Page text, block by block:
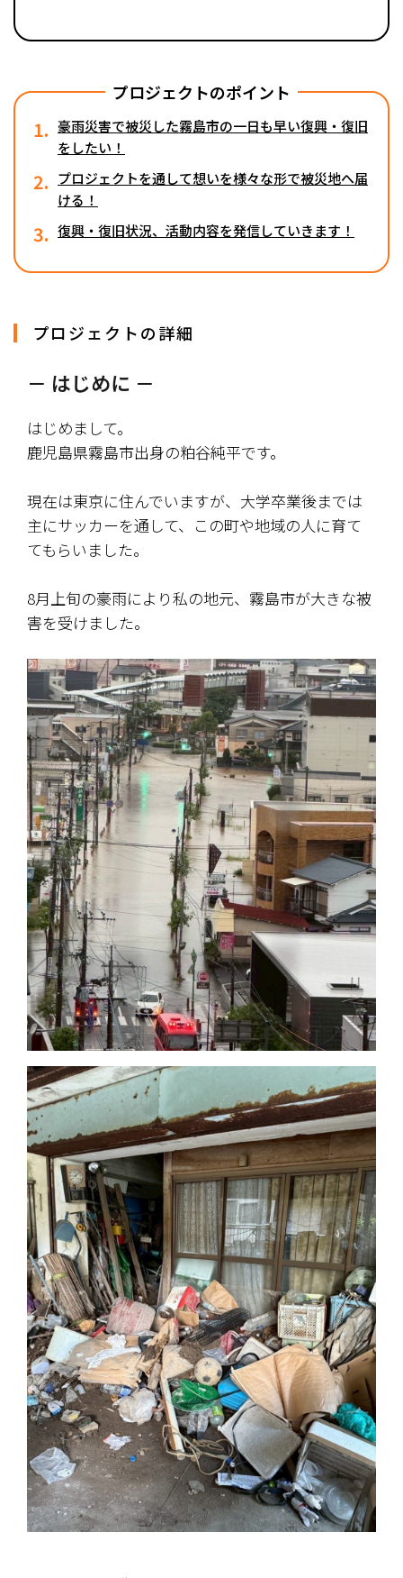
プロジェクトのポイント
1. 豪雨災害で被災した霧島市の一日も早い復興・復旧
をしたい！
2. プロジェクトを通して想いを様々な形で被災地へ届
ける！
3. 復興・復旧状況、活動内容を発信していきます！
プロジェクトの詳細
－ はじめに －
はじめまして。
鹿児島県霧島市出身の粕谷純平です。
現在は東京に住んでいますが、大学卒業後までは
主にサッカーを通して、この町や地域の人に育て
てもらいました。
8月上旬の豪雨により私の地元、霧島市が大きな被
害を受けました。